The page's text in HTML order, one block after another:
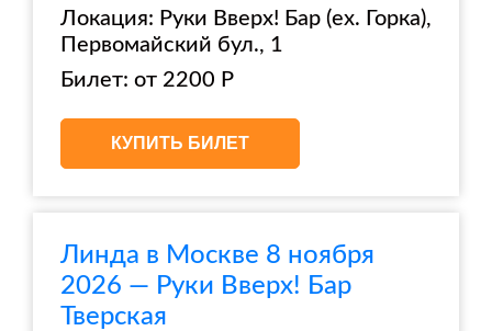
Локация: Руки Вверх! Бар (ex. Горка),
Первомайский бул., 1
Билет: от 2200 Р
КУПИТЬ БИЛЕТ
Линда в Москве 8 ноября
2026 — Руки Вверх! Бар
Тверская